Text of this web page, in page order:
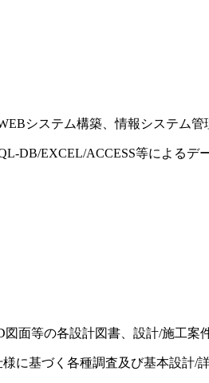
システム構築、情報システム
DB/EXCEL/ACCESS等による
面等の各設計図書、設計/施工
に基づく各種調査及び基本設計/